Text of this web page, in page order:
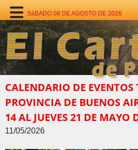
SáBADO 08 DE AGOSTO DE 2026
CALENDARIO DE EVENTOS
PROVINCIA DE BUENOS
14 AL JUEVES 21 DE MAYO
11/05/2026